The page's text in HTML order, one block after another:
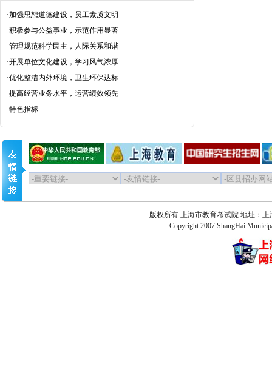
·加强思想道德建设，员工素质文明
·积极参与公益事业，示范作用显著
·管理规范科学民主，人际关系和谐
·开展单位文化建设，学习风气浓厚
·优化整洁内外环境，卫生环保达标
·提高经营业务水平，运营绩效领先
·特色指标